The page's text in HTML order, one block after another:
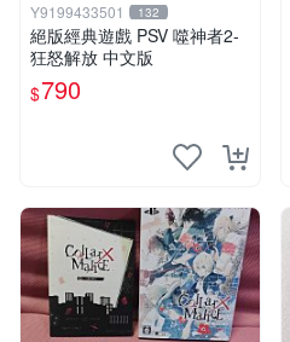
Y9199433501 132
絕版經典遊戲 PSV 噬神者2-
狂怒解放 中文版
$790